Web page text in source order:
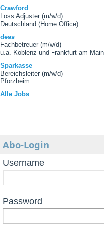
Crawford
Loss Adjuster (m/w/d)
Deutschland (Home Office)
deas
Fachbetreuer (m/w/d)
u.a. Koblenz und Frankfurt am Main
Sparkasse
Bereichsleiter (m/w/d)
Pforzheim
Alle Jobs
Abo-Login
Username
Password